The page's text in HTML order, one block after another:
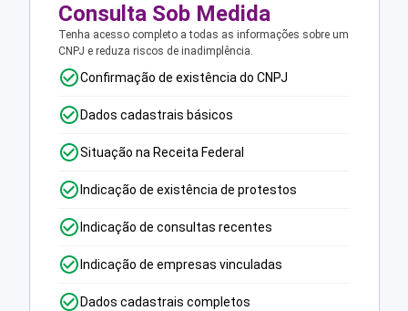
Consulta Sob Medida
Tenha acesso completo a todas as informações sobre um
CNPJ e reduza riscos de inadimplência.
Confirmação de existência do CNPJ
Dados cadastrais básicos
Situação na Receita Federal
Indicação de existência de protestos
Indicação de consultas recentes
Indicação de empresas vinculadas
Dados cadastrais completos